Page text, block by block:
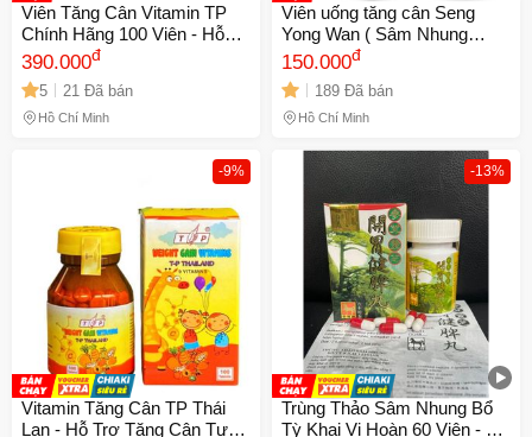
Viên Tăng Cân Vitamin TP
Chính Hãng 100 Viên - Hỗ
Trợ Ăn Ngủ Ngon, Tăng Cân
và Sức Đề Kháng Cho Trẻ
Em và Người Lớn
390.000đ
5 21 Đã bán
Hồ Chí Minh
Viên uống tăng cân Seng
Yong Wan ( Sâm Nhung
Hoàn ) hỗ trợ ăn ngon, ngủ
ngon, da dẻ hồng hào xuất
xứ Malaysia - Hộp 20 viên -
Mã 1469 - 2
150.000đ
189 Đã bán
Hồ Chí Minh
-9%
Vitamin Tăng Cân TP Thái
Lan - Hỗ Trợ Tăng Cân Tự
-13%
Trùng Thảo Sâm Nhung Bổ
Tỳ Khai Vị Hoàn 60 Viên - Hỗ